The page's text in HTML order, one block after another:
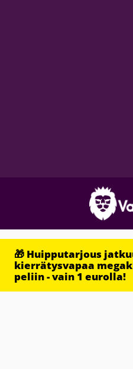
🎁 Huipputarjous
kierrätysvapaa
peliin - vain 1 eurolla!